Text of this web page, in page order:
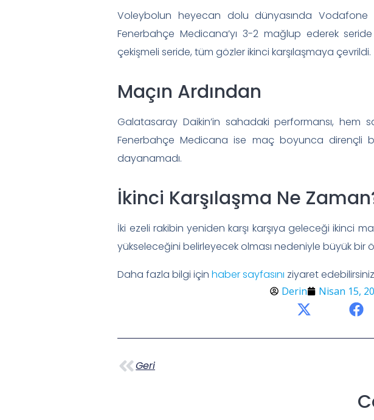
Voleybolun heyecan dolu dünyasında
Fenerbahçe Medicana’yı 3-2 mağlup ederek
çekişmeli seride, tüm gözler ikinci karşılaşmaya çevrildi.
Maçın Ardından
Galatasaray Daikin’in sahadaki performansı,
Fenerbahçe Medicana ise maç boyunca dirençli
dayanamadı.
İkinci Karşılaşma Ne
İki ezeli rakibin yeniden karşı karşıya geleceği ikinci
yükseleceğini belirleyecek olması nedeniyle büyük bir
Daha fazla bilgi içinhaber sayfasını ziyaret
Derin Nisan 15,
Geri